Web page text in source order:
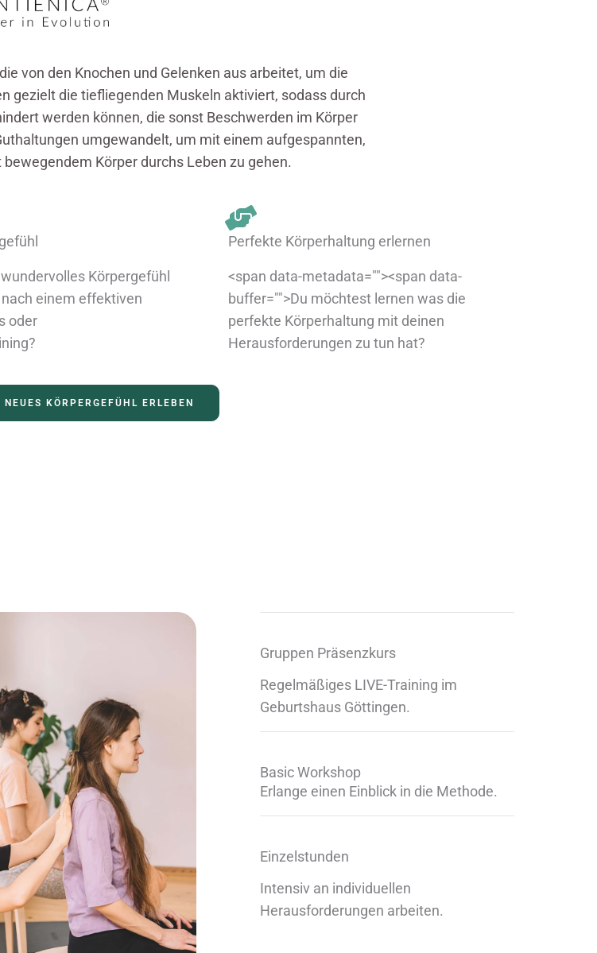
von den Knochen und Gelenken aus arbeitet, um die
gezielt die tiefliegenden Muskeln aktiviert, sodass durch
werden können, die sonst Beschwerden im Körper
umgewandelt, um mit einem aufgespannten,
Körper durchs Leben zu gehen.
Körpergefühl
einem effektiven
oder
Perfekte Körperhaltung erlernen
<span data-metadata=""><span data-
buffer="">Du möchtest lernen was die
perfekte Körperhaltung mit deinen
Herausforderungen zu tun hat?
KÖRPERGEFÜHL ERLEBEN
Gruppen Präsenzkurs
Regelmäßiges LIVE-Training im
Geburtshaus Göttingen.
Basic Workshop
Erlange einen Einblick in die Methode.
Einzelstunden
Intensiv an individuellen
Herausforderungen arbeiten.